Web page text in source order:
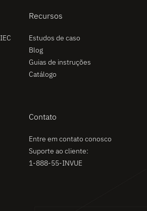
Recursos
Estudos de caso
Blog
Guias de instruções
Catálogo
Contato
Entre em contato conosco
Suporte ao cliente:
1-888-55-INVUE